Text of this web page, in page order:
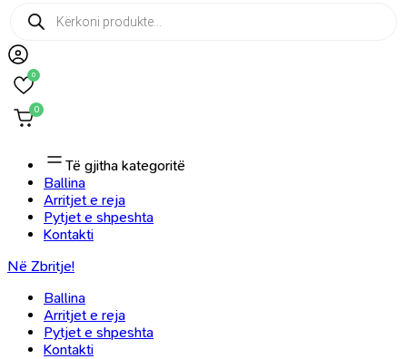
Products
search
0
0
Të gjitha kategoritë
Ballina
Arritjet e reja
Pytjet e shpeshta
Kontakti
Në Zbritje!
Ballina
Arritjet e reja
Pytjet e shpeshta
Kontakti